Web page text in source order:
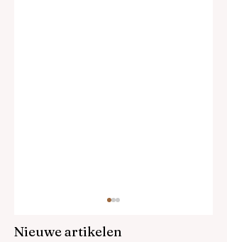
Nieuwe artikelen